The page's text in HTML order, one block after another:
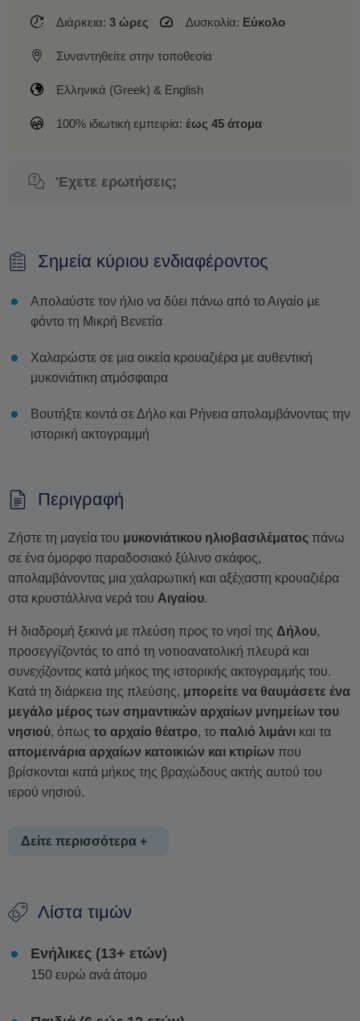
Διάρκεια: 3 ώρες Δυσκολία: Εύκολο
Συναντηθείτε στην τοποθεσία
Ελληνικά (Greek) & English
100% ιδιωτική εμπειρία: έως 45 άτομα
'Εχετε ερωτήσεις;
Σημεία κύριου ενδιαφέροντος
Απολαύστε τον ήλιο να δύει πάνω από το Αιγαίο με
φόντο τη Μικρή Βενετία
Χαλαρώστε σε μια οικεία κρουαζιέρα με αυθεντική
μυκονιάτικη ατμόσφαιρα
Βουτήξτε κοντά σε Δήλο και Ρήνεια απολαμβάνοντας την
ιστορική ακτογραμμή
Περιγραφή
Ζήστε τη μαγεία του μυκονιάτικου ηλιοβασιλέματος πάνω
σε ένα όμορφο παραδοσιακό ξύλινο σκάφος,
απολαμβάνοντας μια χαλαρωτική και αξέχαστη κρουαζιέρα
στα κρυστάλλινα νερά του Αιγαίου.
Η διαδρομή ξεκινά με πλεύση προς το νησί της Δήλου,
προσεγγίζοντάς το από τη νοτιοανατολική πλευρά και
συνεχίζοντας κατά μήκος της ιστορικής ακτογραμμής του.
Κατά τη διάρκεια της πλεύσης, μπορείτε να θαυμάσετε ένα
μεγάλο μέρος των σημαντικών αρχαίων μνημείων του
νησιού, όπως το αρχαίο θέατρο, το παλιό λιμάνι και τα
απομεινάρια αρχαίων κατοικιών και κτιρίων που
βρίσκονται κατά μήκος της βραχώδους ακτής αυτού του
ιερού νησιού.
Δείτε περισσότερα +
χρόνος για να απολαύσετε τα εντυπωσιακά γαλαζοπράσινα
πεντακάθαρα νερά, μέσα στο μοναδικό φυσικό τοπίο των
Κυκλάδων.
Λίστα τιμών
Ενήλικες (13+ ετών)
150 ευρώ ανά άτομο